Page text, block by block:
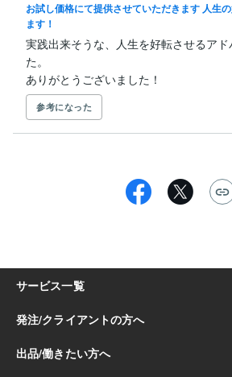
お試し価格にて提供させていただきます 人生
ます！
実践出来そうな、人生を好転させるア
た。
ありがとうございました！
参考になった